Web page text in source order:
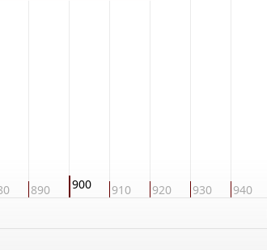
890 900 910 920 930 940